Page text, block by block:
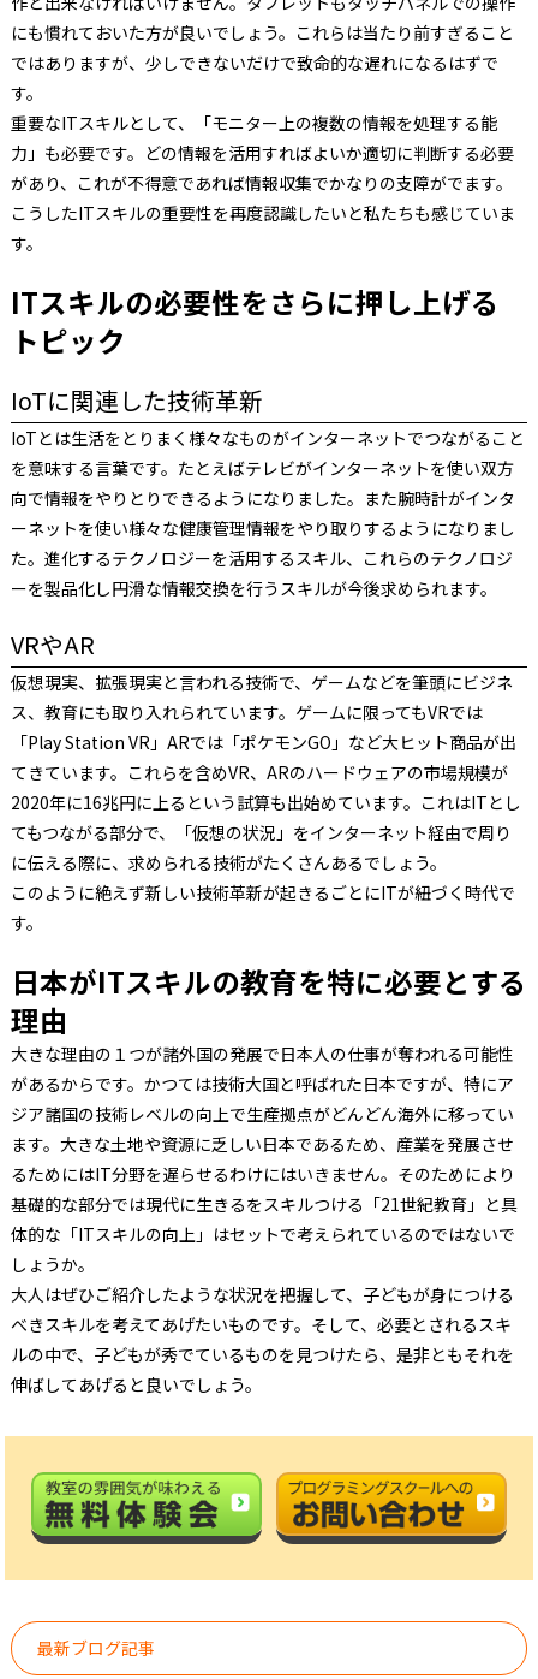
にも慣れておいた方が良いでしょう。これらは当たり前すぎること
ではありますが、少しできないだけで致命的な遅れになるはずで
す。
重要なITスキルとして、「モニター上の複数の情報を処理する能
力」も必要です。どの情報を活用すればよいか適切に判断する必要
があり、これが不得意であれば情報収集でかなりの支障がでます。
こうしたITスキルの重要性を再度認識したいと私たちも感じていま
す。
ITスキルの必要性をさらに押し上げる
トピック
IoTに関連した技術革新
IoTとは生活をとりまく様々なものがインターネットでつながること
を意味する言葉です。たとえばテレビがインターネットを使い双方
向で情報をやりとりできるようになりました。また腕時計がインタ
ーネットを使い様々な健康管理情報をやり取りするようになりまし
た。進化するテクノロジーを活用するスキル、これらのテクノロジ
ーを製品化し円滑な情報交換を行うスキルが今後求められます。
VRやAR
仮想現実、拡張現実と言われる技術で、ゲームなどを筆頭にビジネ
ス、教育にも取り入れられています。ゲームに限ってもVRでは
「Play Station VR」ARでは「ポケモンGO」など大ヒット商品が出
てきています。これらを含めVR、ARのハードウェアの市場規模が
2020年に16兆円に上るという試算も出始めています。これはITとし
てもつながる部分で、「仮想の状況」をインターネット経由で周り
に伝える際に、求められる技術がたくさんあるでしょう。
このように絶えず新しい技術革新が起きるごとにITが紐づく時代で
す。
日本がITスキルの教育を特に必要とする
理由
大きな理由の１つが諸外国の発展で日本人の仕事が奪われる可能性
があるからです。かつては技術大国と呼ばれた日本ですが、特にア
ジア諸国の技術レベルの向上で生産拠点がどんどん海外に移ってい
ます。大きな土地や資源に乏しい日本であるため、産業を発展させ
るためにはIT分野を遅らせるわけにはいきません。そのためにより
基礎的な部分では現代に生きるをスキルつける「21世紀教育」と具
体的な「ITスキルの向上」はセットで考えられているのではないで
しょうか。
大人はぜひご紹介したような状況を把握して、子どもが身につける
べきスキルを考えてあげたいものです。そして、必要とされるスキ
ルの中で、子どもが秀でているものを見つけたら、是非ともそれを
伸ばしてあげると良いでしょう。
最新ブログ記事